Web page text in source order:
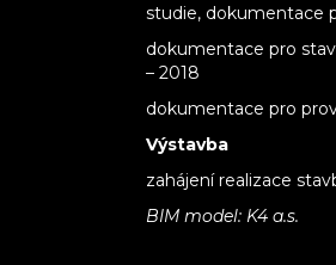
studie, dokumentace
dokumentace pro
– 2018
dokumentace pro
Výstavba
zahájení realizace
BIM model: K4 a.s.